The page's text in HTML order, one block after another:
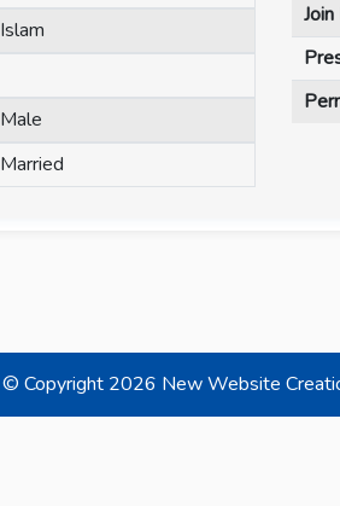
Islam
Male
Married
© Copyright 2026 New Website